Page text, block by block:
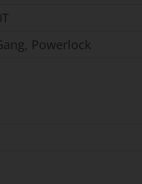
Powerlock